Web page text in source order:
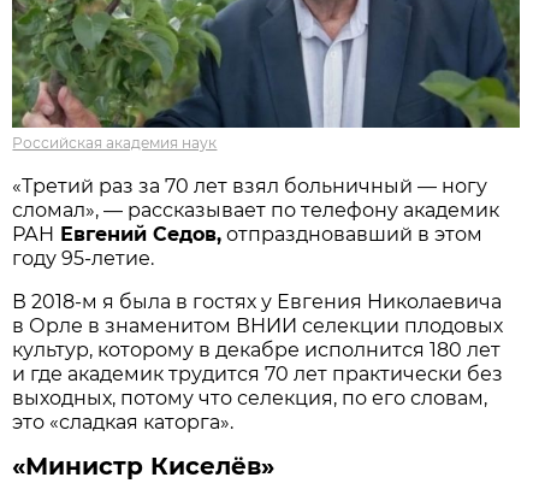
Российская академия наук
«Третий раз за 70 лет взял больничный — ногу
сломал», — рассказывает по телефону академик
РАН Евгений Седов, отпраздновавший в этом
году 95-летие.
В 2018-м я была в гостях у Евгения Николаевича
в Орле в знаменитом ВНИИ селекции плодовых
культур, которому в декабре исполнится 180 лет
и где академик трудится 70 лет практически без
выходных, потому что селекция, по его словам,
это «сладкая каторга».
«Министр Киселёв»